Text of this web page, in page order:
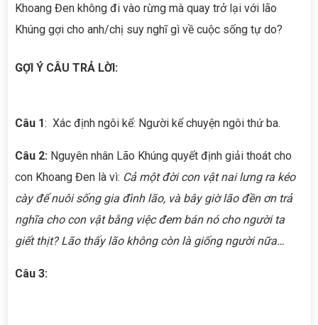
Khoang Đen không đi vào rừng mà quay trở lại với lão
Khúng gợi cho anh/chị suy nghĩ gì về cuộc sống tự do?
GỢI Ý CÂU TRẢ LỜI:
Câu 1: Xác định ngôi kể: Người kể chuyện ngôi thứ ba.
Câu 2: Nguyên nhân Lão Khúng quyết định giải thoát cho
con Khoang Đen là vì: Cả một đời con vật nai lưng ra kéo
cày để nuôi sống gia đình lão, và bây giờ lão đền ơn trả
nghĩa cho con vật bằng việc đem bán nó cho người ta
giết thịt? Lão thấy lão không còn là giống người nữa…
Câu 3: